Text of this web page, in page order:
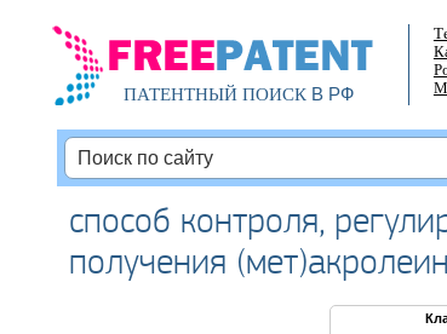
ПАТЕНТНЫЙ ПОИСКВ РФ
способ контроля,
получения